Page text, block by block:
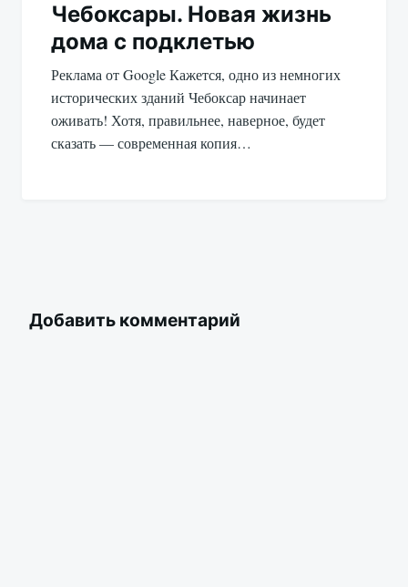
Чебоксары. Новая жизнь
дома с подклетью
Реклама от Google Кажется, одно из немногих
исторических зданий Чебоксар начинает
оживать! Хотя, правильнее, наверное, будет
сказать — современная копия…
Добавить комментарий